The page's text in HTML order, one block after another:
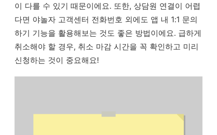
이 다를 수 있기 때문이에요. 또한, 상담원 연결이 어렵
다면 야놀자 고객센터 전화번호 외에도 앱 내 1:1 문의
하기 기능을 활용해보는 것도 좋은 방법이에요. 급하게
취소해야 할 경우, 취소 마감 시간을 꼭 확인하고 미리
신청하는 것이 중요해요!